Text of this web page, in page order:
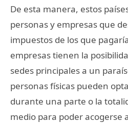
De esta manera, estos
personas y empresas que
impuestos de los que
empresas tienen la
sedes principales a un
personas físicas pueden
durante una parte o la
medio para poder acogerse